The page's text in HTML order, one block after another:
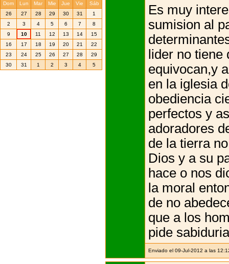
Es muy
sumision al
lider no
equivocan,y
en la iglesia
obediencia
perfectos y
adoradores
de la tierra
Dios y a su
hace o nos
la moral
de no
que a los
pide
Enviado el 09-Jul-2012 a las
Dom Lun Mar Mie Jue Vie
Sáb
26
27 28 29 30 31
1
2
3 4 5 6 7
8
9
10 11 12 13 14
15
16
17 18 19 20 21
22
23
24 25 26 27 28
29
30
31 1 2 3 4 5